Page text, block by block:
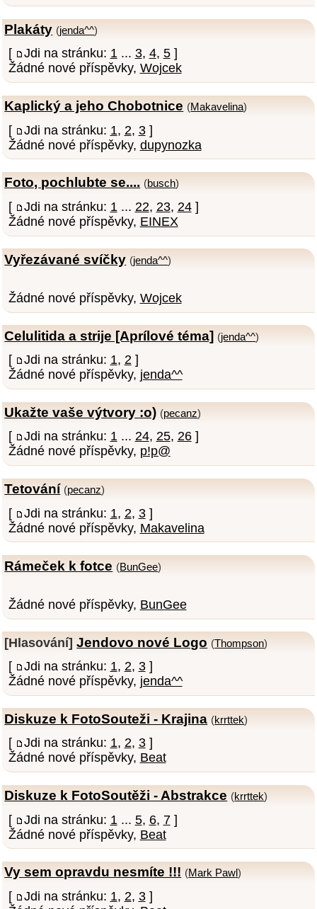
Plakáty (jenda^^)
[ Jdi na stránku: 1... 3, 4, 5]
Žádné nové příspěvky, Wojcek
Kaplický a jeho Chobotnice (Makavelina)
[ Jdi na stránku: 1, 2, 3]
Žádné nové příspěvky, dupynozka
Foto, pochlubte se.... (busch)
[ Jdi na stránku: 1 ... 22, 23, 24]
Žádné nové příspěvky, EINEX
Vyřezávané svíčky (jenda^^)
Žádné nové příspěvky, Wojcek
Celulitida a strije [Aprílové téma] (jenda^^)
[ Jdi na stránku: 1, 2]
Žádné nové příspěvky, jenda^^
Ukažte vaše výtvory :o) (pecanz)
[ Jdi na stránku: 1... 24, 25, 26]
Žádné nové příspěvky, p!p@
Tetování (pecanz)
[ Jdi na stránku: 1, 2, 3]
Žádné nové příspěvky, Makavelina
Rámeček k fotce (BunGee)
Žádné nové příspěvky, BunGee
[Hlasování] Jendovo nové Logo (Thompson)
[ Jdi na stránku: 1, 2, 3]
Žádné nové příspěvky, jenda^^
Diskuze k FotoSouteži - Krajina (krrttek)
[ Jdi na stránku: 1, 2, 3]
Žádné nové příspěvky, Beat
Diskuze k FotoSoutěži - Abstrakce (krrttek)
[ Jdi na stránku: 1 ... 5, 6, 7]
Žádné nové příspěvky, Beat
Vy sem opravdu nesmíte !!! (Mark Pawl)
[ Jdi na stránku: 1, 2, 3]